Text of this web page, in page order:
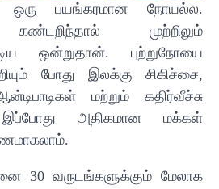
ஒரு பயங்கரமான நோயல்ல.
முற்றிலும்
ஒன்றுதான். புற்றுநோயை
போது இலக்கு சிகிச்சை,
மற்றும் கதிர்வீச்சு
அதிகமான மக்கள்
30 வருடங்களுக்கும் மேலாக